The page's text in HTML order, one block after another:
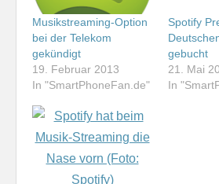
Musikstreaming-Option
bei der Telekom
gekündigt
19. Februar 2013
In "SmartPhoneFan.de"
Spotify
gebucht
21. Mai
In